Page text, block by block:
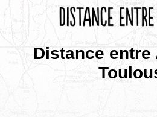
Distance entre